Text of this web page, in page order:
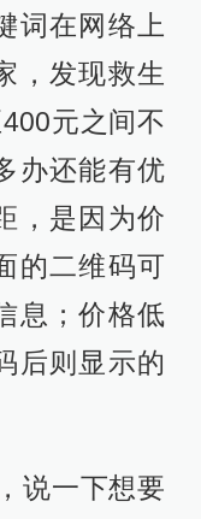
词在网络上
，发现救生
元之间不
办还能有优
，是因为价
的二维码可
息；价格低
后则显示的
说一下想要